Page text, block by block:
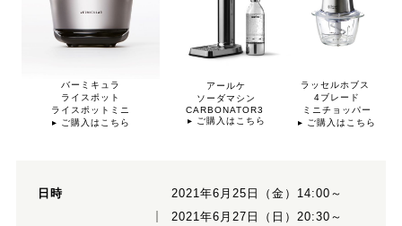
バーミキュラ
ライスポット
ライスポットミニ
▸ ご購入はこちら
アールケ
ソーダマシン
CARBONATOR3
▸ ご購入はこちら
ラッセルホブス
4ブレード
ミニチョッパー
▸ ご購入はこちら
日時
2021年6月25日（金）14:00～
2021年6月27日（日）20:30～